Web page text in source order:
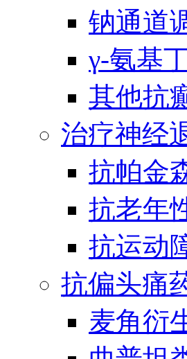
钠通道
γ-氨基
其他抗
治疗神经
抗帕金
抗老年
抗运动
抗偏头痛
麦角衍